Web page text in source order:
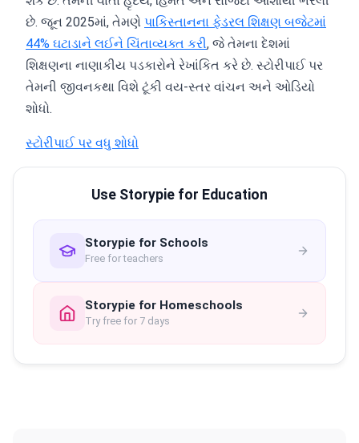
છે. જૂન 2025માં, તેમણે પાકિસ્તાનના ફેડરલ શિક્ષણ બજેટમાં
44% ઘટાડાને લઈને ચિંતાવ્યક્ત કરી, જે તેમના દેશમાં
શિક્ષણના નાણાકીય પડકારોને રેખાંકિત કરે છે. સ્ટોરીપાઈ પર
તેમની જીવનકથા વિશે ટૂંકી વય-સ્તર વાંચન અને ઓડિયો
શોધો.
સ્ટોરીપાઈ પર વધુ શોધો
Use Storypie for Education
Storypie for Schools
Free for teachers
Storypie for Homeschools
Try free for 7 days